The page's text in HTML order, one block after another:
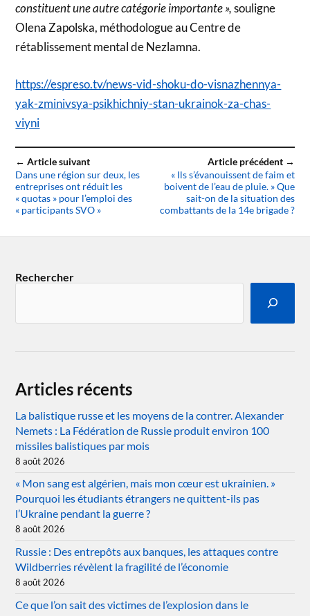
constituent une autre catégorie importante »,souligne
Olena Zapolska, méthodologue au Centre de
rétablissement mental de Nezlamna.
https://espreso.tv/news-vid-shoku-do-visnazhennya-
yak-zminivsya-psikhichniy-stan-ukrainok-za-chas-
viyni
← Article suivant
Dans une région sur deux, les
entreprises ont réduit les
« quotas » pour l’emploi des
« participants SVO »
Article précédent →
« Ils s’évanouissent de faim et
boivent de l’eau de pluie. » Que
sait-on de la situation des
combattants de la 14e brigade ?
Rechercher
Articles récents
La balistique russe et les moyens de la contrer. Alexander
Nemets : La Fédération de Russie produit environ 100
missiles balistiques par mois
8 août 2026
« Mon sang est algérien, mais mon cœur est ukrainien. »
Pourquoi les étudiants étrangers ne quittent-ils pas
l’Ukraine pendant la guerre ?
8 août 2026
Russie : Des entrepôts aux banques, les attaques contre
Wildberries révèlent la fragilité de l’économie
8 août 2026
Ce que l’on sait des victimes de l’explosion dans le